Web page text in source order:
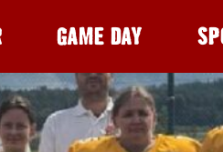
GAME DAY